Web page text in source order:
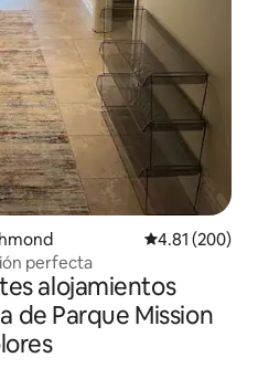
Calificación
4.81 (200)
perfecta
alojamientos
de Parque Mission